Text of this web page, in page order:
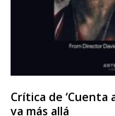
Crítica de
va más allá